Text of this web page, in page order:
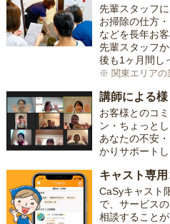
先輩スタッフ
お掃除の仕方
などを長年お
先輩スタッフ
後も1ヶ月間し
※ 関東エリアの
講師による
お客様とのコ
ン・ちょっと
あなたの不安
かりサポートし
キャスト専
CaSyキャスト
で、サービス
相談することが